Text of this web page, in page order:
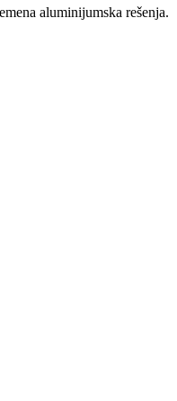
aluminijumska rešenja.